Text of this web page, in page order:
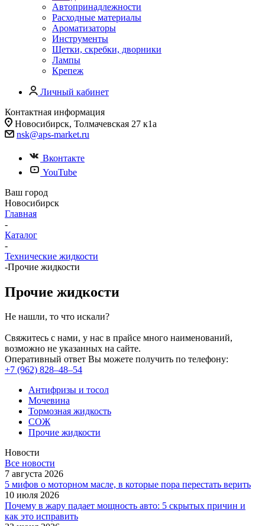
Автопринадлежности
Расходные материалы
Ароматизаторы
Инструменты
Щетки, скребки, дворники
Лампы
Крепеж
Личный кабинет
Контактная информация
Новосибирск, Толмачевская 27 к1а
nsk@aps-market.ru
Вконтакте
YouTube
Ваш город
Новосибирск
Главная
-
Каталог
-
Технические жидкости
-Прочие жидкости
Прочие жидкости
Не нашли, то что искали?
Свяжитесь с нами, у нас в прайсе много наименований,
возможно не указанных на сайте.
Оперативный ответ Вы можете получить по телефону:
+7 (962) 828‒48‒54
Антифризы и тосол
Мочевина
Тормозная жидкость
СОЖ
Прочие жидкости
Новости
Все новости
7 августа 2026
5 мифов о моторном масле, в которые пора перестать верить
10 июля 2026
Почему в жару падает мощность авто: 5 скрытых причин и
как это исправить